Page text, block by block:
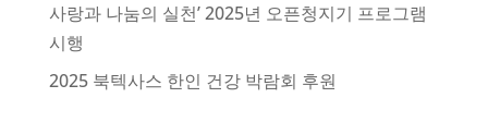
사랑과 나눔의 실천’ 2025년 오픈청지기 프로그램
시행
2025 북텍사스 한인 건강 박람회 후원